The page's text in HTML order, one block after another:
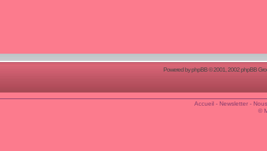
Powered byphpBB© 2001, 2002 phpBB
Accueil- Newsletter-
©